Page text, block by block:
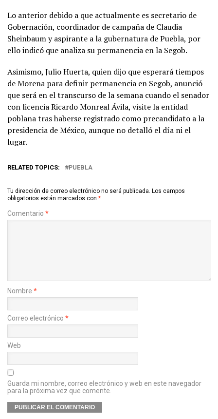
Lo anterior debido a que actualmente es secretario de
Gobernación, coordinador de campaña de Claudia
Sheinbaum y aspirante a la gubernatura de Puebla, por
ello indicó que analiza su permanencia en la Segob.
Asimismo, Julio Huerta, quien dijo que esperará tiempos
de Morena para definir permanencia en Segob, anunció
que será en el transcurso de la semana cuando el senador
con licencia Ricardo Monreal Ávila, visite la entidad
poblana tras haberse registrado como precandidato a la
presidencia de México, aunque no detalló el día ni el
lugar.
RELATED TOPICS: PUEBLA
Tu dirección de correo electrónico no será publicada. Los campos
obligatorios están marcados con *
Comentario *
Nombre *
Correo electrónico *
Web
Guarda mi nombre, correo electrónico y web en este navegador
para la próxima vez que comente.